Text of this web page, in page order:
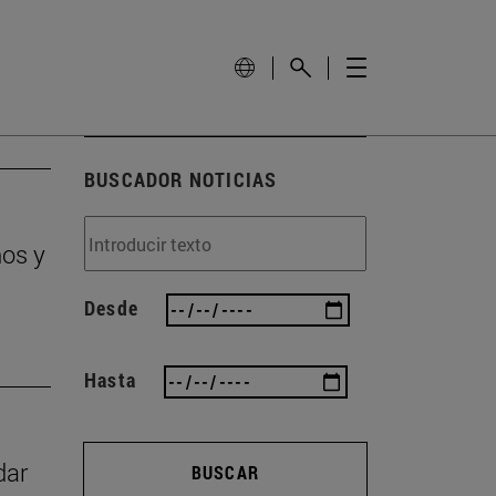
y
BUSCADOR NOTICIAS
Desde
Hasta
BUSCAR